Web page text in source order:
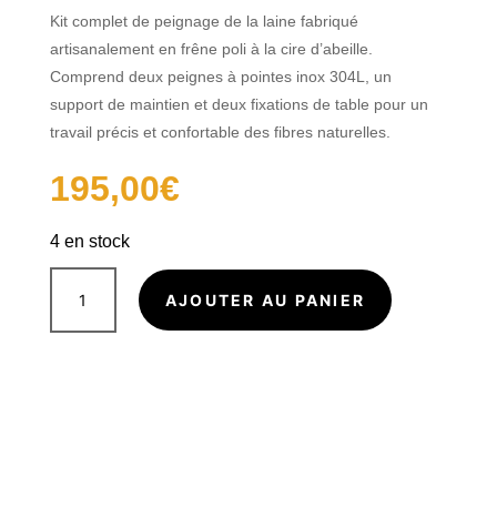
Kit complet de peignage de la laine fabriqué
artisanalement en frêne poli à la cire d’abeille.
Comprend deux peignes à pointes inox 304L, un
support de maintien et deux fixations de table pour un
travail précis et confortable des fibres naturelles.
195,00€
4 en stock
quantité
complet
AJOUTER AU PANIER